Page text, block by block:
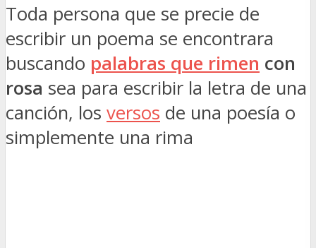
Toda persona que se precie de
escribir un poema se encontrara
buscando palabras que rimen con
rosa sea para escribir la letra de una
canción, los versos de una poesía o
simplemente una rima